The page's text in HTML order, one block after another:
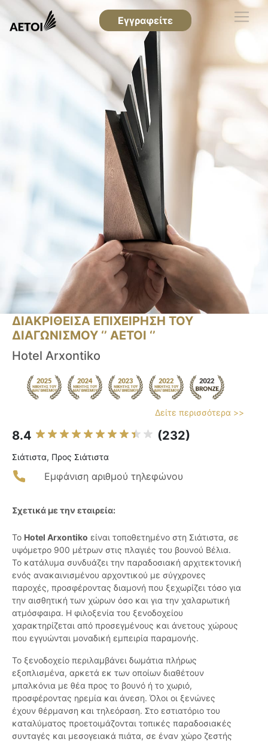
Εγγραφείτε
ΔΙΑΚΡΙΘΕΙΣΑ ΕΠΙΧΕΙΡΗΣΗ ΤΟΥ
ΔΙΑΓΩΝΙΣΜΟΥ ‘’ ΑΕΤΟΙ ‘’
Hotel Arxontiko
Δείτε περισσότερα >>
8.4 (232)
Σιάτιστα, Προς Σιάτιστα
Εμφάνιση αριθμού τηλεφώνου
Σχετικά με την εταιρεία:
Το Hotel Arxontiko είναι τοποθετημένο στη Σιάτιστα, σε
υψόμετρο 900 μέτρων στις πλαγιές του βουνού Βέλια.
Το κατάλυμα συνδυάζει την παραδοσιακή αρχιτεκτονική
ενός ανακαινισμένου αρχοντικού με σύγχρονες
παροχές, προσφέροντας διαμονή που ξεχωρίζει τόσο για
την αισθητική των χώρων όσο και για την χαλαρωτική
ατμόσφαιρα. Η φιλοξενία του ξενοδοχείου
χαρακτηρίζεται από προσεγμένους και άνετους χώρους
που εγγυώνται μοναδική εμπειρία παραμονής.
Το ξενοδοχείο περιλαμβάνει δωμάτια πλήρως
εξοπλισμένα, αρκετά εκ των οποίων διαθέτουν
μπαλκόνια με θέα προς το βουνό ή το χωριό,
προσφέροντας ηρεμία και άνεση. Όλοι οι ξενώνες
έχουν θέρμανση και τηλεόραση. Στο εστιατόριο του
καταλύματος προετοιμάζονται τοπικές παραδοσιακές
συνταγές και μεσογειακά πιάτα, σε έναν χώρο ζεστής